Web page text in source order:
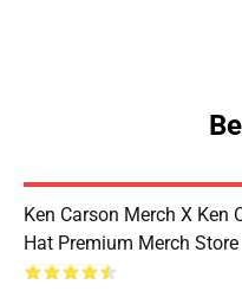
Ken Carson Merch X Ken
Hat Premium Merch Store